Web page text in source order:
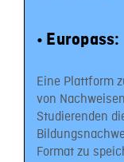
• Europass:
Eine Plattform
von
Studierenden
Format zu